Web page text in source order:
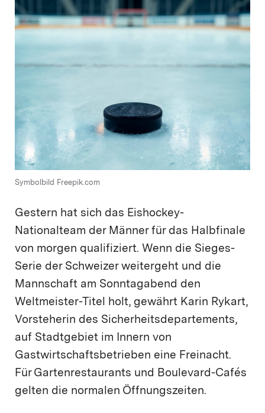
Symbolbild Freepik.com
Gestern hat sich das Eishockey-
Nationalteam der Männer für das Halbfinale
von morgen qualifiziert. Wenn die Sieges-
Serie der Schweizer weitergeht und die
Mannschaft am Sonntagabend den
Weltmeister-Titel holt, gewährt Karin Rykart,
Vorsteherin des Sicherheitsdepartements,
auf Stadtgebiet im Innern von
Gastwirtschaftsbetrieben eine Freinacht.
Für Gartenrestaurants und Boulevard-Cafés
gelten die normalen Öffnungszeiten.